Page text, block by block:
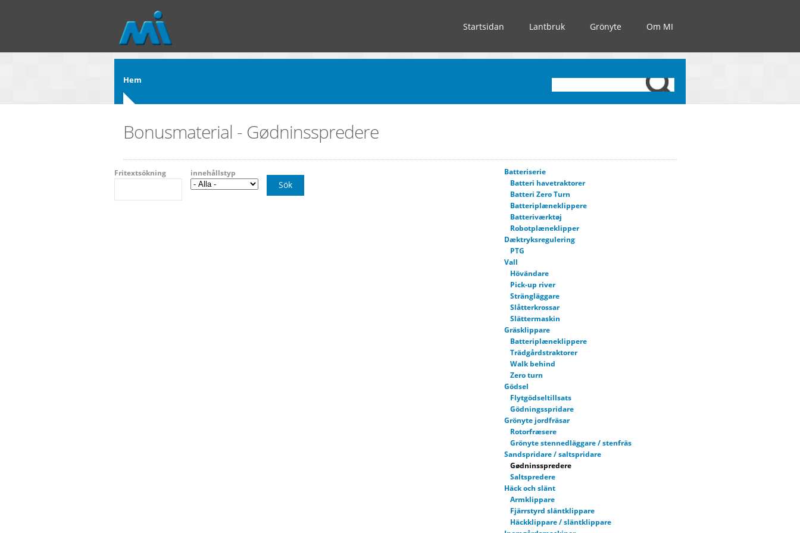
Startsidan Lantbruk Grönyte Om MI
Hem
Bonusmaterial - Gødninsspredere
Batteriserie
Batteri havetraktorer
Batteri Zero Turn
Batteriplæneklippere
Batteriværktøj
Robotplæneklipper
Dæktryksregulering
PTG
Vall
Hövändare
Pick-up river
Strängläggare
Slåtterkrossar
Slättermaskin
Gräsklippare
Batteriplæneklippere
Trädgårdstraktorer
Walk behind
Zero turn
Gödsel
Flytgödseltillsats
Gödningsspridare
Grönyte jordfräsar
Rotorfræsere
Grönyte stennedläggare / stenfräs
Sandspridare / saltspridare
Gødninsspredere
Saltspredere
Häck och slänt
Armklippare
Fjärrstyrd släntklippare
Häckklippare / släntklippare
Fritextsökning innehållstyp